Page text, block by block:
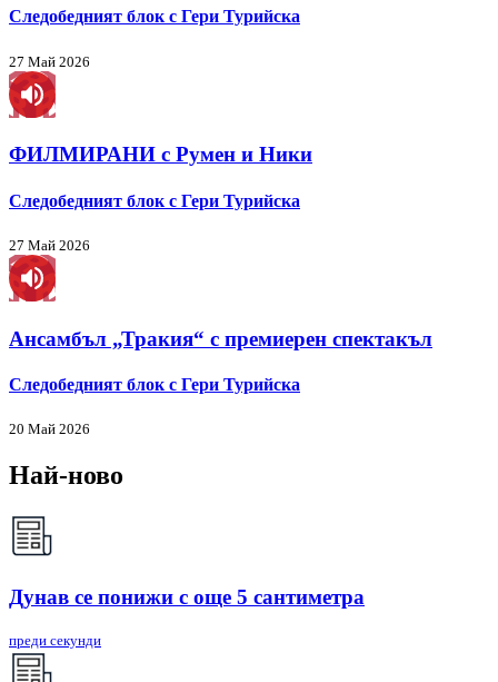
Следобедният блок с Гери Турийска
27 Май 2026
ФИЛМИРАНИ с Румен и Ники
Следобедният блок с Гери Турийска
27 Май 2026
Ансамбъл „Тракия“ с премиерен спектакъл
Следобедният блок с Гери Турийска
20 Май 2026
Най-ново
Дунав се понижи с още 5 сантиметра
преди секунди